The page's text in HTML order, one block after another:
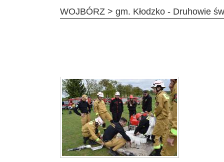
WOJBÓRZ > gm. Kłodzko - Druhowie